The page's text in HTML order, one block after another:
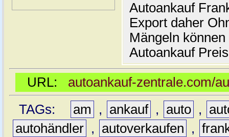
Autoankauf
Export daher
Mängeln
Autoankauf
URL: autoankauf-zentrale.com/
TAGs:
am , ankauf , auto ,
autohändler , autoverkaufen ,